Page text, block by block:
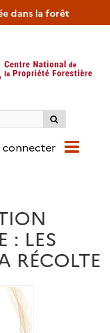
dans la forêt
connecter
: LES
RÉCOLTE